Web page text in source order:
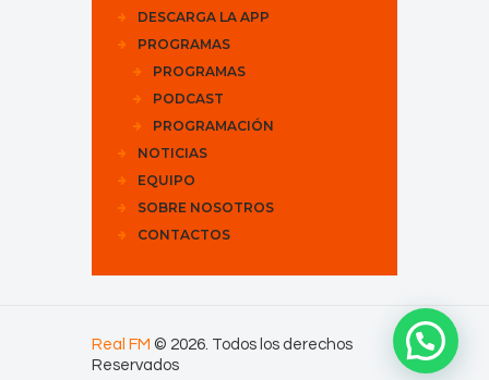
DESCARGA LA APP
PROGRAMAS
PROGRAMAS
PODCAST
PROGRAMACIÓN
NOTICIAS
EQUIPO
SOBRE NOSOTROS
CONTACTOS
Real FM © 2026. Todos los derechos
Reservados